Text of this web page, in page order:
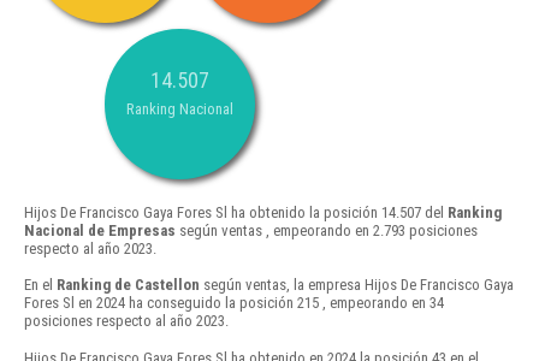
14.507
Ranking Nacional
Hijos De Francisco Gaya Fores Sl ha obtenido la posición 14.507 del Ranking
Nacional de Empresas según ventas , empeorando en 2.793 posiciones
respecto al año 2023.
En el Ranking de Castellon según ventas, la empresa Hijos De Francisco Gaya
Fores Sl en 2024 ha conseguido la posición 215 , empeorando en 34
posiciones respecto al año 2023.